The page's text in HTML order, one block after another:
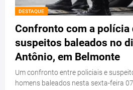
DESTAQUE
Confronto com a polícia
suspeitos baleados no
Antônio, em Belmonte
Um confronto entre policiais e
homens baleados nesta sexta-feira